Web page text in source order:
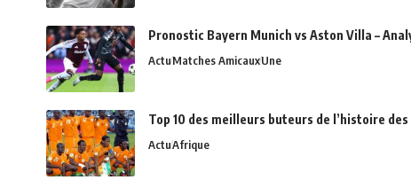
Pronostic Bayern Munich vs Aston Villa –
ActuMatches AmicauxUne
Top 10 des meilleurs buteurs de l’histoire
ActuAfrique